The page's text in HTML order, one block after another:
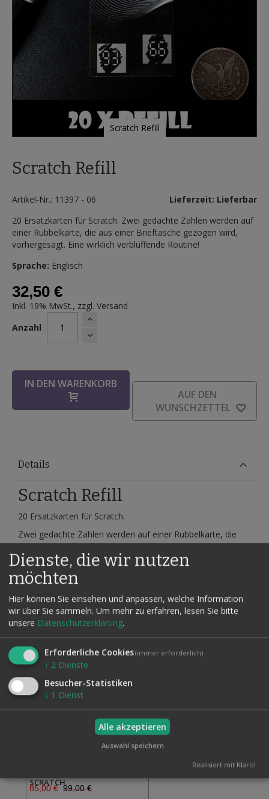
Scratch Refill
der
Scratch Refill
Artikel-Nr.: 11397 - 06
Lieferzeit: Lieferbar
20 Ersatzkarten für Scratch. Zwei gedachte Zahlen werden auf
einer Rubbelkarte, die aus einer Brieftasche gezogen wird,
vorhergesagt. Eine wirklich verblüffende Routine!
Sprache: Englisch
32,50 €
Inkl. 19% MwSt., zzgl. Versand
Anzahl
IN DEN WARENKORB
AUF DEN
WUNSCHZETTEL
Details
Scratch Refill
20 Ersatzkarten für Scratch.
Zwei gedachte Zahlen werden auf einer Rubbelkarte, die
aus einer Brieftasche gezogen wird, vorhergesagt. Eine
wirklich verblüffende Routine!
Verwandte Artikel Alle auswählen
SCRATCH
85,00 € 99,00 €
Dienste, die wir nutzen
möchten
Hier können Sie einsehen und anpassen, welche Information
wir über Sie sammeln. Um mehr zu erfahren, lesen Sie bitte
unsere Datenschutzerklärung.
Erforderliche Cookies(immer erforderlich)
↓ 2 Dienste
Besucher-Statistiken
↓ 1 Dienst
Alle akzeptieren
Auswahl speichern
Realisiert mit Klaro!